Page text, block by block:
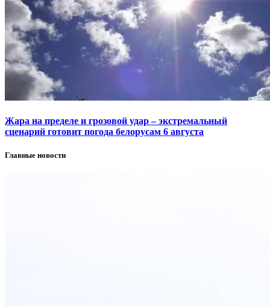
Жара на пределе и грозовой удар – экстремальный
сценарий готовит погода белорусам 6 августа
Главные новости